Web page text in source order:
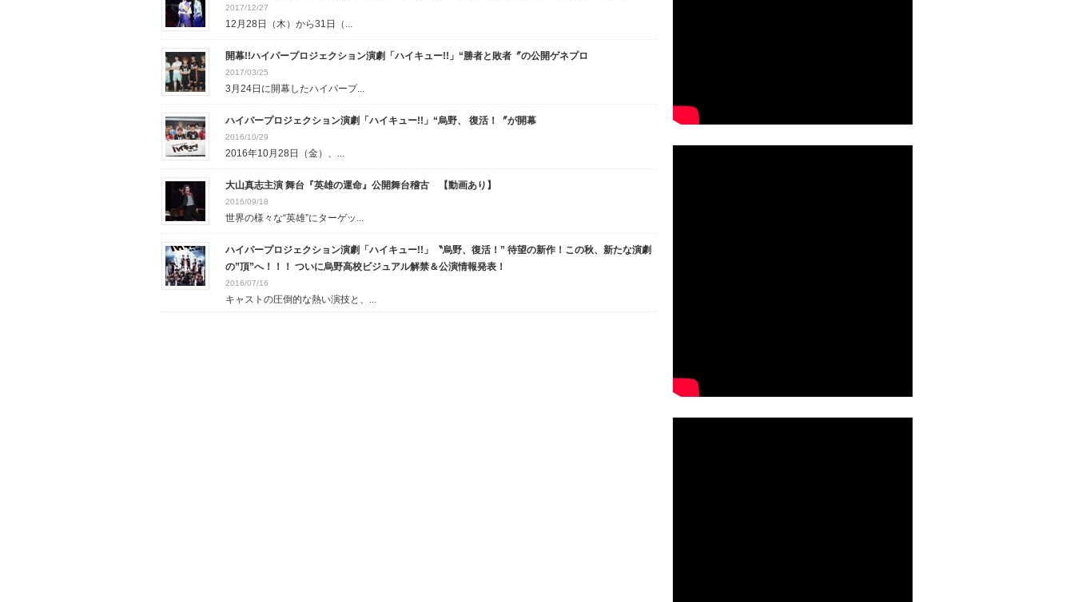
2017/12/27
12月28日（木）から31日（...
開幕!!ハイパープロジェクション演劇「ハイキュー!!」“勝者と敗者〞の公開ゲネプロ
2017/03/25
3月24日に開幕したハイパープ...
ハイパープロジェクション演劇「ハイキュー!!」“烏野、 復活！〞が開幕
2016/10/29
2016年10月28日（金）、...
大山真志主演 舞台『英雄の運命』公開舞台稽古 【動画あり】
2016/09/18
世界の様々な“英雄”にターゲッ...
ハイパープロジェクション演劇「ハイキュー!!」〝烏野、復活！” 待望の新作！この秋、新たな演劇
の”頂”へ！！！ ついに烏野高校ビジュアル解禁＆公演情報発表！
2016/07/16
キャストの圧倒的な熱い演技と、...